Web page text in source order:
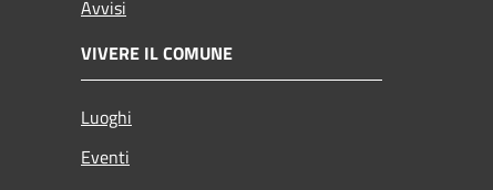
Avvisi
VIVERE IL COMUNE
Luoghi
Eventi